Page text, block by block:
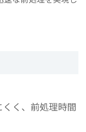
く、前処理時間